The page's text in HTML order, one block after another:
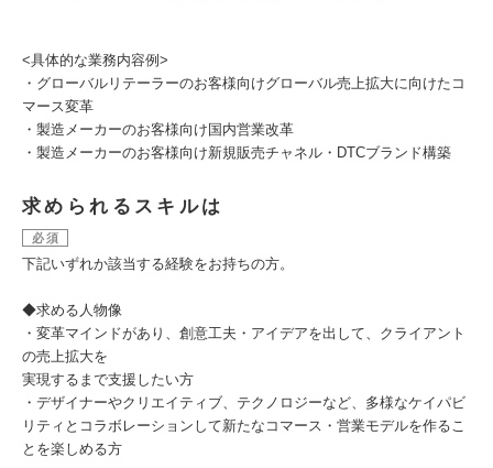
<具体的な業務内容例>
・グローバルリテーラーのお客様向けグローバル売上拡大に向けたコ
マース変革
・製造メーカーのお客様向け国内営業改革
・製造メーカーのお客様向け新規販売チャネル・DTCブランド構築
求められるスキルは
必須
下記いずれか該当する経験をお持ちの方。
◆求める人物像
・変革マインドがあり、創意工夫・アイデアを出して、クライアント
の売上拡大を
実現するまで支援したい方
・デザイナーやクリエイティブ、テクノロジーなど、多様なケイパビ
リティとコラボレーションして新たなコマース・営業モデルを作るこ
とを楽しめる方